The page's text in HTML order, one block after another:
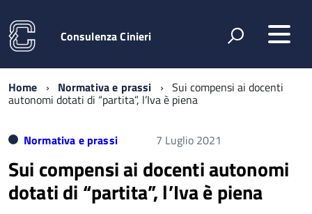
Consulenza Cinieri
Home Normativa e prassi Sui compensi ai docenti
autonomi dotati di “partita”, l’Iva è piena
Normativa e prassi 7 Luglio 2021
Sui compensi ai docenti autonomi
dotati di “partita”, l’Iva è piena